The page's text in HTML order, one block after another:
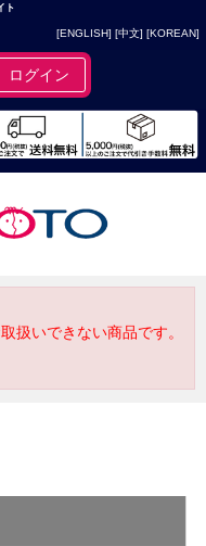
ト
[ENGLISH] [中文] [KOREAN]
ログイン
扱いできない商品です。